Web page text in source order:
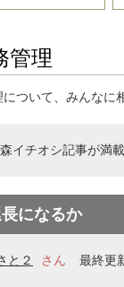
管理
ついて、みんなに
イチオシ記事が満載
になるか
と２ さん 最終更